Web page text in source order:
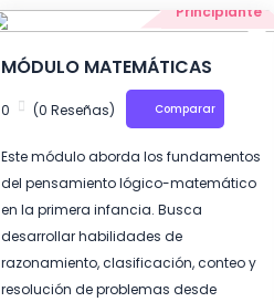
Principiante
MÓDULO MATEMÁTICAS
0 (0 Reseñas) Comparar
Este módulo aborda los fundamentos
del pensamiento lógico-matemático
en la primera infancia. Busca
desarrollar habilidades de
razonamiento, clasificación, conteo y
resolución de problemas desde